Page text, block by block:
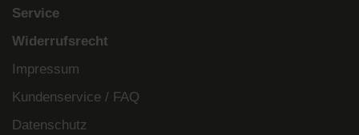
Service
Widerrufsrecht
Impressum
Kundenservice / FAQ
Datenschutz